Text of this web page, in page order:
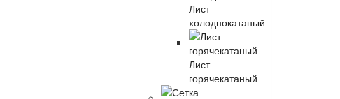
Лист
холоднокатаный
Лист
горячекатаный